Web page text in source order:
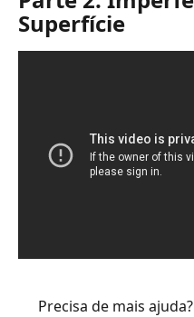
Superfície
Precisa de mais